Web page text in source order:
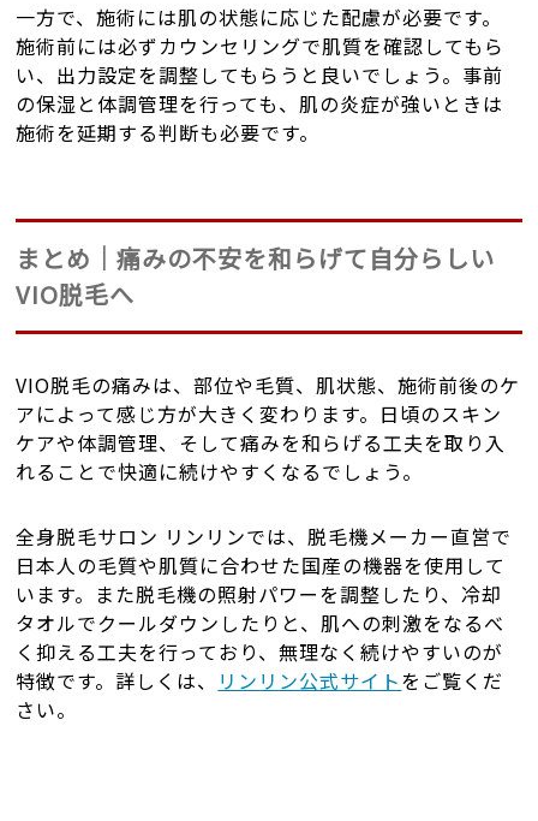
一方で、施術には肌の状態に応じた配慮が必要です。
施術前には必ずカウンセリングで肌質を確認してもら
い、出力設定を調整してもらうと良いでしょう。事前
の保湿と体調管理を行っても、肌の炎症が強いときは
施術を延期する判断も必要です。
まとめ｜痛みの不安を和らげて自分らしい
VIO脱毛へ
VIO脱毛の痛みは、部位や毛質、肌状態、施術前後のケ
アによって感じ方が大きく変わります。日頃のスキン
ケアや体調管理、そして痛みを和らげる工夫を取り入
れることで快適に続けやすくなるでしょう。
全身脱毛サロン リンリンでは、脱毛機メーカー直営で
日本人の毛質や肌質に合わせた国産の機器を使用して
います。また脱毛機の照射パワーを調整したり、冷却
タオルでクールダウンしたりと、肌への刺激をなるべ
く抑える工夫を行っており、無理なく続けやすいのが
特徴です。詳しくは、
リンリン公式サイトをご覧くだ
さい。